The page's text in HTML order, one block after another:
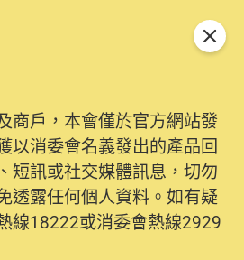
商戶，本會僅於官方網站發
以消委會名義發出的產品回
短訊或社交媒體訊息，切勿
透露任何個人資料。如有疑
線18222或消委會熱線2929
網絡安全，本會的投訴處理
推出新功能。由2025年11月
提供基本聯絡資料（包括姓
冊帳戶，才可提交投訴、查
紀錄將清晰整合於帳戶中，
關閉